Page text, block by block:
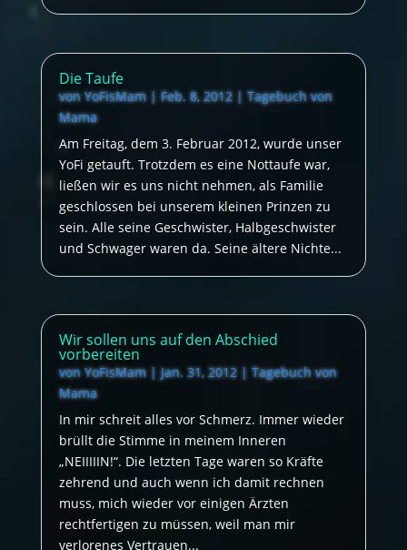
Die Taufe
vonYoFisMam|Feb. 8, 2012| Tagebuch von
Mama
Am Freitag, dem 3. Februar 2012, wurde unser
YoFi getauft. Trotzdem es eine Nottaufe war,
ließen wir es uns nicht nehmen, als Familie
geschlossen bei unserem kleinen Prinzen zu
sein. Alle seine Geschwister, Halbgeschwister
und Schwager waren da. Seine ältere Nichte...
Wir sollen uns auf den Abschied
vorbereiten
vonYoFisMam|Jan. 31, 2012| Tagebuch von
Mama
In mir schreit alles vor Schmerz. Immer wieder
brüllt die Stimme in meinem Inneren
„NEIIIIIN!“. Die letzten Tage waren so Kräfte
zehrend und auch wenn ich damit rechnen
muss, mich wieder vor einigen Ärzten
rechtfertigen zu müssen, weil man mir
verlorenes Vertrauen...